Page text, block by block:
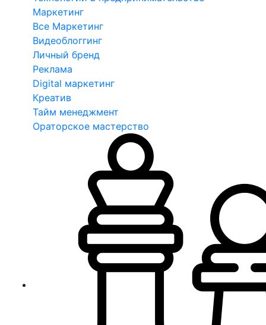
Маркетинг
Все Маркетинг
Видеоблоггинг
Личный бренд
Реклама
Digital маркетинг
Креатив
Тайм менеджмент
Ораторское мастерство